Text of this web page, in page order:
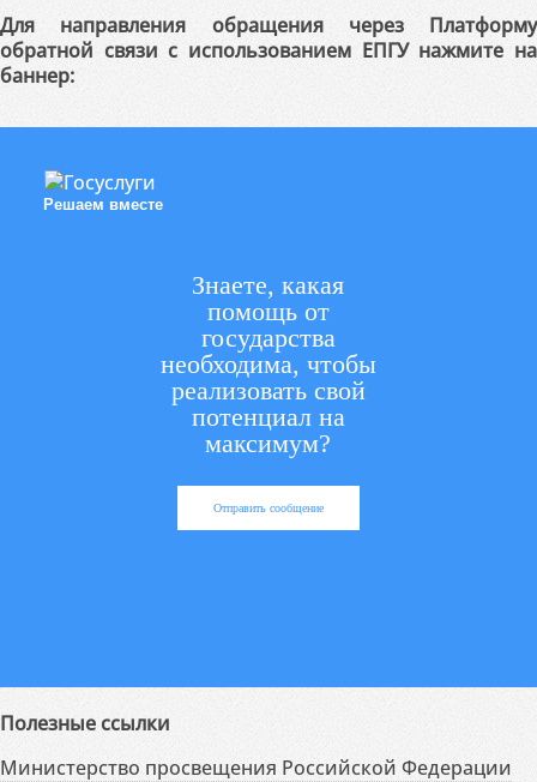
Для направления обращения через Платформу
обратной связи с использованием ЕПГУ нажмите на
баннер:
Решаем вместе
Знаете, какая
помощь от
государства
необходима, чтобы
реализовать свой
потенциал на
максимум?
Отправить сообщение
Полезные ссылки
Министерство просвещения Российской Федерации